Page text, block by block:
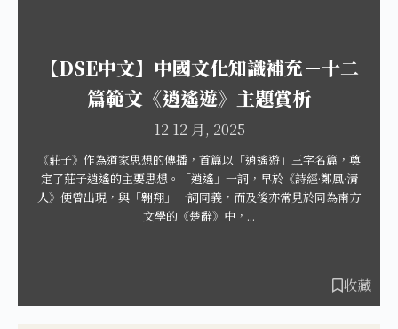
【DSE中文】中國文化知識補充－十二
篇範文《逍遙遊》主題賞析
12 12 月, 2025
《莊子》作為道家思想的傳播，首篇以「逍遙遊」三字名篇，奠
定了莊子逍遙的主要思想。「逍遙」一詞，早於《詩經·鄭風·清
人》便曾出現，與「翱翔」一詞同義，而及後亦常見於同為南方
文學的《楚辭》中，...
收藏